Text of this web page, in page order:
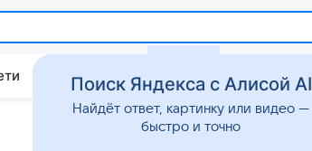
Дом Гороскопы Стиль жизни
Поиск Яндекса с Алисой AI
Найдёт ответ, картинку или видео —
быстро и точно